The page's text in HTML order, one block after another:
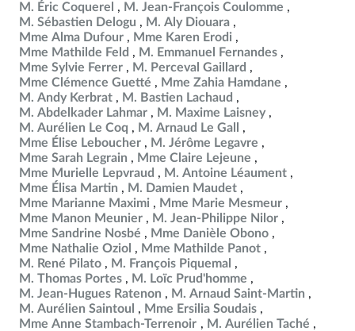
M. Éric Coquerel
M. Jean-François Coulomme
M. Sébastien Delogu
M. Aly Diouara
Mme Alma Dufour
Mme Karen Erodi
Mme Mathilde Feld
M. Emmanuel Fernandes
Mme Sylvie Ferrer
M. Perceval Gaillard
Mme Clémence Guetté
Mme Zahia Hamdane
M. Andy Kerbrat
M. Bastien Lachaud
M. Abdelkader Lahmar
M. Maxime Laisney
M. Aurélien Le Coq
M. Arnaud Le Gall
Mme Élise Leboucher
M. Jérôme Legavre
Mme Sarah Legrain
Mme Claire Lejeune
Mme Murielle Lepvraud
M. Antoine Léaument
Mme Élisa Martin
M. Damien Maudet
Mme Marianne Maximi
Mme Marie Mesmeur
Mme Manon Meunier
M. Jean-Philippe Nilor
Mme Sandrine Nosbé
Mme Danièle Obono
Mme Nathalie Oziol
Mme Mathilde Panot
M. René Pilato
M. François Piquemal
M. Thomas Portes
M. Loïc Prud'homme
M. Jean-Hugues Ratenon
M. Arnaud Saint-Martin
M. Aurélien Saintoul
Mme Ersilia Soudais
Mme Anne Stambach-Terrenoir
M. Aurélien Taché